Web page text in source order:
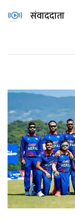
संवाददाता